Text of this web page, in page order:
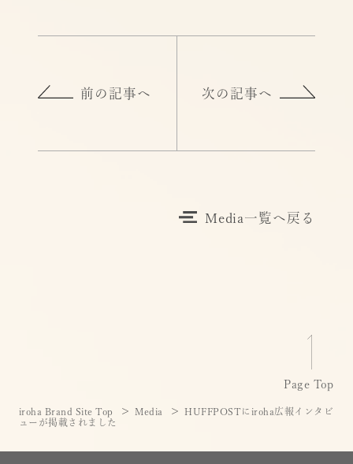
前の記事へ
Media一覧へ戻る
次の記事へ
Page Top
iroha Brand Site Top Media
HUFFPOSTにiroha広報インタビ
ューが掲載されました